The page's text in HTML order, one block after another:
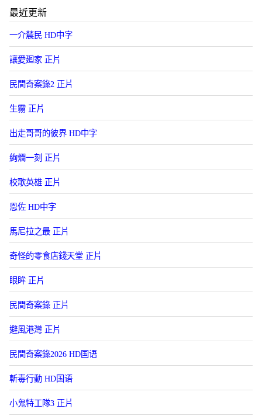
最近更新
一介辳民 HD中字
讓愛廻家 正片
民間奇案錄2 正片
生霛 正片
出走哥哥的彼界 HD中字
絢爛一刻 正片
校歌英雄 正片
恩佐 HD中字
馬尼拉之最 正片
奇怪的零食店錢天堂 正片
眼眸 正片
民間奇案錄 正片
避風港灣 正片
民間奇案錄2026 HD国语
斬毒行動 HD国语
小鬼特工隊3 正片